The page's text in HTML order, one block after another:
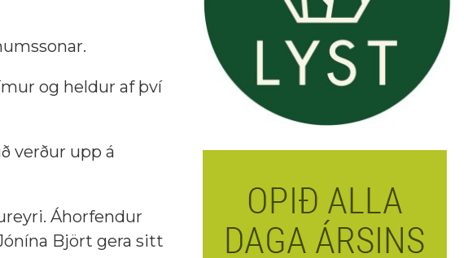
og heldur af því
verður upp á
Áhorfendur
Björt gera sitt